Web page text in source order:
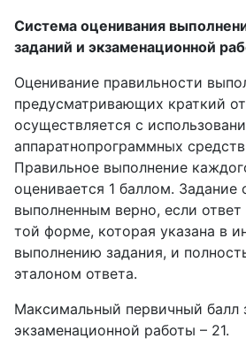
Система оценивания
заданий и экзаменационной
Оценивание правильности
предусматривающих краткий
осуществляется с
аппаратнопрограммных
Правильное выполнение
оценивается 1 баллом. Задание
выполненным верно, если ответ
той форме, которая указана в
выполнению задания, и
эталоном ответа.
Максимальный первичный балл
экзаменационной работы – 21.